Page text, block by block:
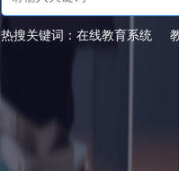
热搜关键词： 在线教育系统